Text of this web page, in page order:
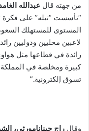
من جهته قال عبدالله
“تأسست “تيله” على فكرة
المستوى للمستهلك
لاعبين محليين ودوليين
رائدة في قطاعها مثل
كبيرة ومخلصة في المملكة
تسوق إلكترونية.”
وقال راج جينانامورثي،